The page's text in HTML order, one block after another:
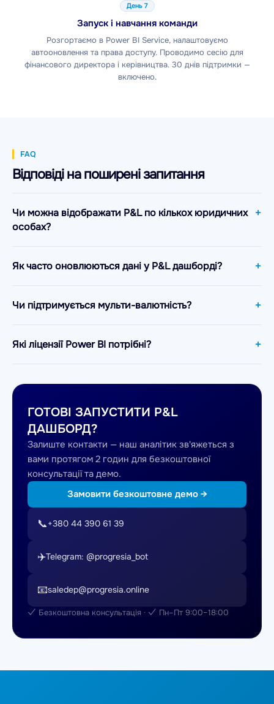
День 7
Запуск і навчання команди
Розгортаємо в Power BI Service, налаштовуємо
автооновлення та права доступу. Проводимо сесію для
фінансового директора і керівництва. 30 днів підтримки —
включено.
FAQ
Відповіді на поширені запитання
Чи можна відображати P&L по кількох юридичних
особах?
Як часто оновлюються дані у P&L дашборді?
Чи підтримується мульти-валютність?
Які ліцензії Power BI потрібні?
ГОТОВІ ЗАПУСТИТИ P&L
ДАШБОРД?
Залиште контакти — наш аналітик зв'яжеться з
вами протягом 2 годин для безкоштовної
консультації та демо.
Замовити безкоштовне демо →
📞+380 44 390 61 39
✈️Telegram: @progresia_bot
📧saledep@progresia.online
✓ Безкоштовна консультація · ✓ Пн–Пт 9:00–18:00